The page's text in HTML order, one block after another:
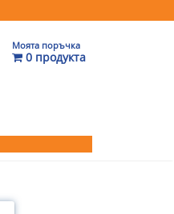
Моята поръчка
0 продукта